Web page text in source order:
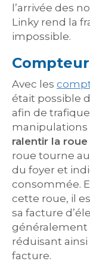
l’arrivée des
Linky rend la
impossible.
Avec les
était possible
afin de
manipulations
ralentir la
roue tourne
du foyer et
consommée.
cette roue, il
sa facture
généralement
réduisant
facture.